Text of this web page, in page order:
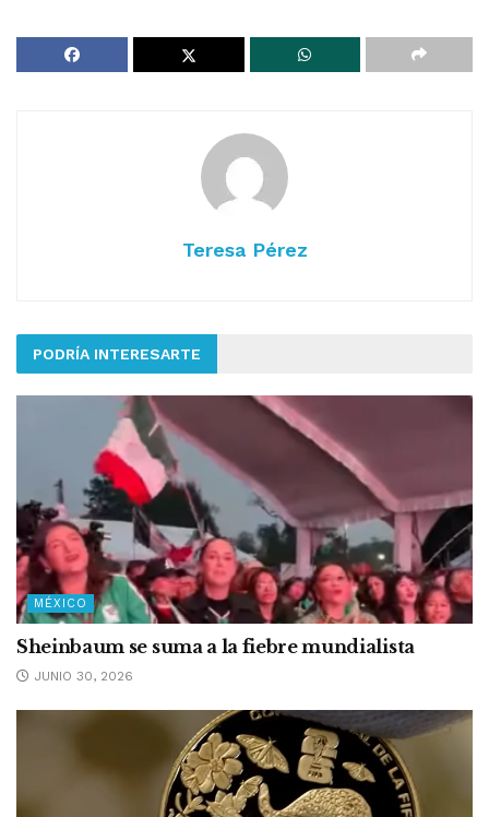
Teresa Pérez
PODRÍA INTERESARTE
MÉXICO
Sheinbaum se suma a la fiebre mundialista
JUNIO 30, 2026